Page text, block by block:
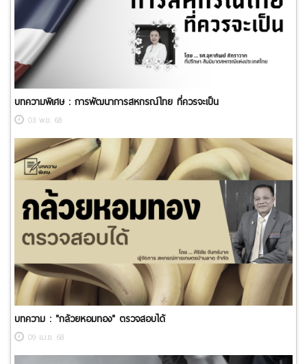
บทความพิเศษ : การพัฒนาการสหกรณ์ไทย ที่ควรจะเป็น
03 พ.ย. 68
บทความ : ​"กล้วยหอมทอง" ตรวจสอบได้
09 เม.ย. 68